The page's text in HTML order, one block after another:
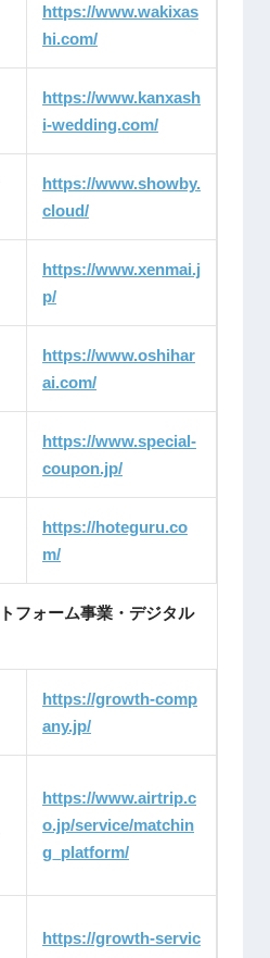
https://www.wakixas
hi.com/
https://www.kanxash
i-wedding.com/
https://www.showby.
cloud/
https://www.xenmai.j
p/
https://www.oshihar
ai.com/
https://www.special-
coupon.jp/
https://hoteguru.co
m/
フォーム事業・デジタル
https://growth-comp
any.jp/
https://www.airtrip.c
o.jp/service/matchin
g_platform/
https://growth-servic